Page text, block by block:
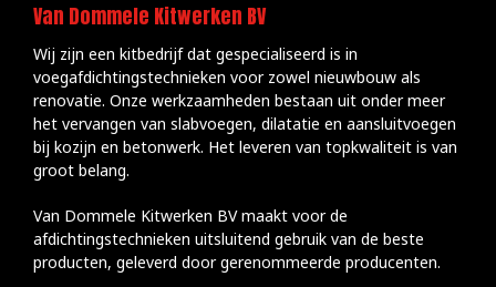
Van Dommele Kitwerken BV
Wij zijn een kitbedrijf dat gespecialiseerd is in
voegafdichtingstechnieken voor zowel nieuwbouw als
renovatie. Onze werkzaamheden bestaan uit onder meer
het vervangen van slabvoegen, dilatatie en aansluitvoegen
bij kozijn en betonwerk. Het leveren van topkwaliteit is van
groot belang.
Van Dommele Kitwerken BV maakt voor de
afdichtingstechnieken uitsluitend gebruik van de beste
producten, geleverd door gerenommeerde producenten.